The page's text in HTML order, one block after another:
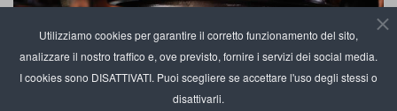
Utilizziamo cookies per garantire il corretto funzionamento del sito,
analizzare il nostro traffico e, ove previsto, fornire i servizi dei social media.
I cookies sono DISATTIVATI. Puoi scegliere se accettare l'uso degli stessi o
disattivarli.